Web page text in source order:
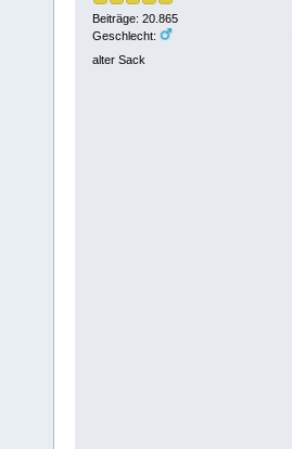
Beiträge: 20.865
Geschlecht:
alter Sack